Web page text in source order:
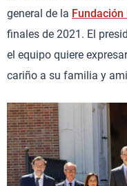
general de la
finales de 2021. El
el equipo quiere
cariño a su familia y